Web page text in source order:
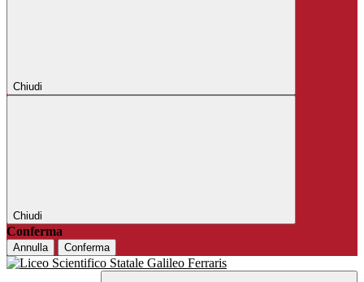
Chiudi
Chiudi
Conferma
Annulla Conferma